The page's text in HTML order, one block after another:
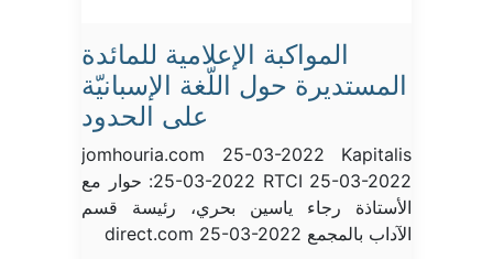
المواكبة الإعلامية للمائدة
المستديرة حول اللّغة الإسبانيّة
على الحدود
jomhouria.com 25-03-2022 Kapitalis
25-03-2022 RTCI 25-03-2022: حوار مع
الأستاذة رجاء ياسين بحري، رئيسة قسم
الآداب بالمجمع direct.com 25-03-2022